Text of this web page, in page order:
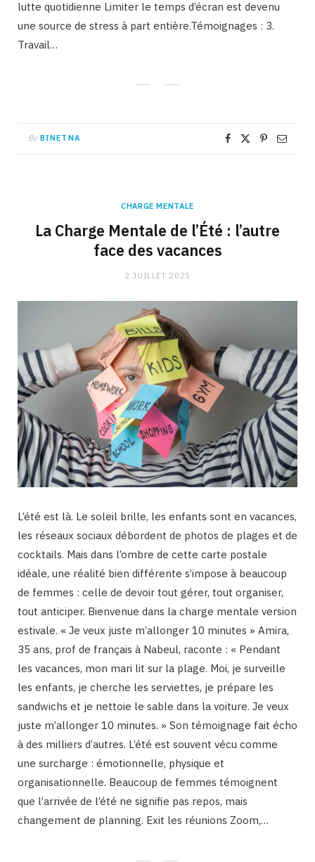
lutte quotidienne Limiter le temps d’écran est devenu
une source de stress à part entière.Témoignages : 3.
Travail…
By BINETNA
CHARGE MENTALE
La Charge Mentale de l’Été : l’autre
face des vacances
2 JUILLET 2025
L’été est là. Le soleil brille, les enfants sont en vacances,
les réseaux sociaux débordent de photos de plages et de
cocktails. Mais dans l’ombre de cette carte postale
idéale, une réalité bien différente s’impose à beaucoup
de femmes : celle de devoir tout gérer, tout organiser,
tout anticiper. Bienvenue dans la charge mentale version
estivale. « Je veux juste m’allonger 10 minutes » Amira,
35 ans, prof de français à Nabeul, raconte : « Pendant
les vacances, mon mari lit sur la plage. Moi, je surveille
les enfants, je cherche les serviettes, je prépare les
sandwichs et je nettoie le sable dans la voiture. Je veux
juste m’allonger 10 minutes. » Son témoignage fait écho
à des milliers d’autres. L’été est souvent vécu comme
une surcharge : émotionnelle, physique et
organisationnelle. Beaucoup de femmes témoignent
que l’arrivée de l’été ne signifie pas repos, mais
changement de planning. Exit les réunions Zoom,…